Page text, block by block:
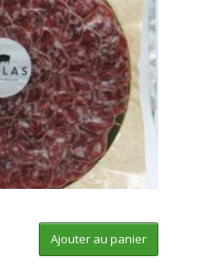
Ajouter au panier